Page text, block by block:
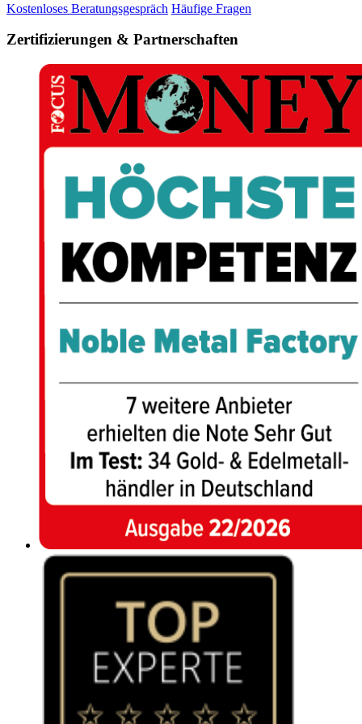
Kostenloses Beratungsgespräch Häufige Fragen
Zertifizierungen & Partnerschaften